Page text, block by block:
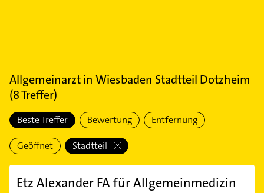
Allgemeinarztin Wiesbaden Stadtteil Dotzheim
(8Treffer)
Beste Treffer Bewertung Entfernung
Geöffnet Stadtteil
Etz Alexander FA für Allgemeinmedizin